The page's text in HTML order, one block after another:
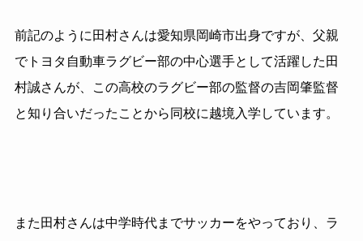
前記のように田村さんは愛知県岡崎市出身ですが、父親
でトヨタ自動車ラグビー部の中心選手として活躍した田
村誠さんが、この高校のラグビー部の監督の吉岡肇監督
と知り合いだったことから同校に越境入学しています。
また田村さんは中学時代までサッカーをやっており、ラ